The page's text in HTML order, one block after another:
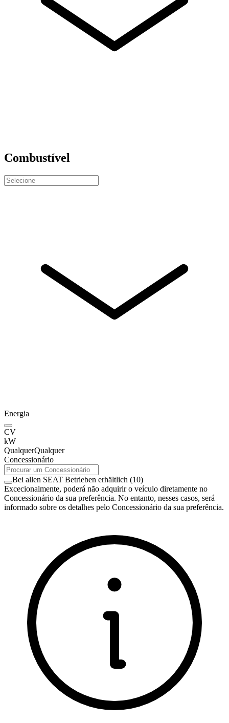
Combustível
Energia
CV
kW
QualquerQualquer
Concessionário
Bei allen SEAT Betrieben erhältlich (10)
Excecionalmente, poderá não adquirir o veículo diretamente no
Concessionário da sua preferência. No entanto, nesses casos, será
informado sobre os detalhes pelo Concessionário da sua preferência.